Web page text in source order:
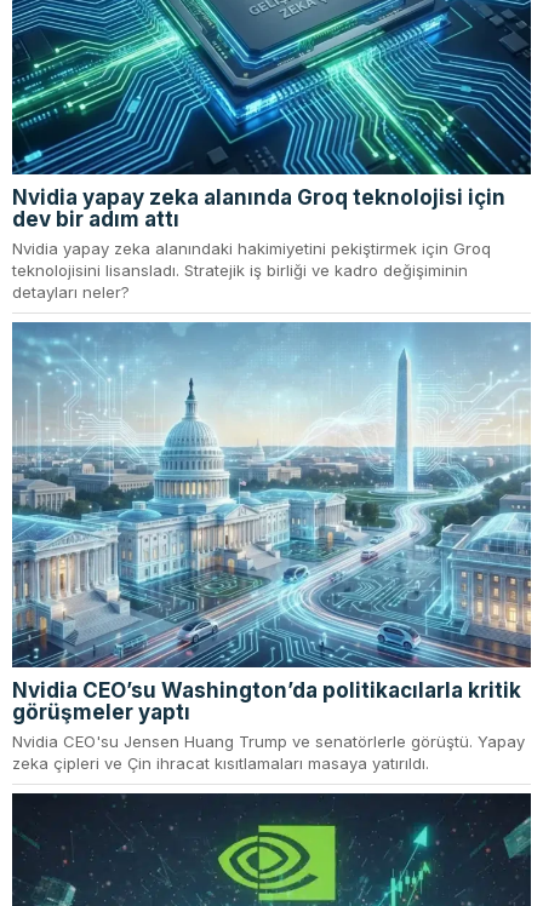
Nvidia yapay zeka alanında Groq teknolojisi için
dev bir adım attı
Nvidia yapay zeka alanındaki hakimiyetini pekiştirmek için Groq
teknolojisini lisansladı. Stratejik iş birliği ve kadro değişiminin
detayları neler?
Nvidia CEO’su Washington’da politikacılarla kritik
görüşmeler yaptı
Nvidia CEO'su Jensen Huang Trump ve senatörlerle görüştü. Yapay
zeka çipleri ve Çin ihracat kısıtlamaları masaya yatırıldı.